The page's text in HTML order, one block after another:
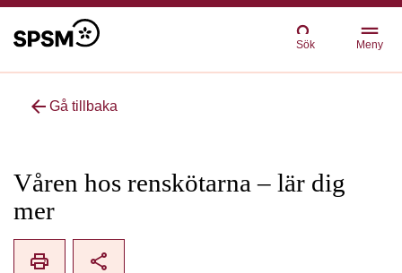
Sök Meny
arrow_back Gå tillbaka
Våren hos renskötarna – lär dig
mer
print share